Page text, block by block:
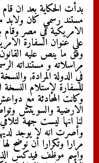
بدأت الحكاية بعد ان
مستند رسمي كان ولابد
الامريكية في مصر وقام
علي عنوان السفارة
وفق ما ينص عليه
مراسلاته و مستنداته
في الدولة المرادة,
للسفارة لإستلام
وكانت المحادثة مع
الارضية والسويتش
لنا انها ليست جهة
وأصرت انه لا يوجد
مرارا وتكرارا أن نوضح
واسم موظف فيدكس